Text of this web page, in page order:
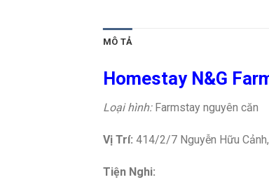
MÔ TẢ
Homestay N&G
Loại hình:Farmstay nguyên căn
Vị Trí: 414/2/7 Nguyễn Hữu
Tiện Nghi: